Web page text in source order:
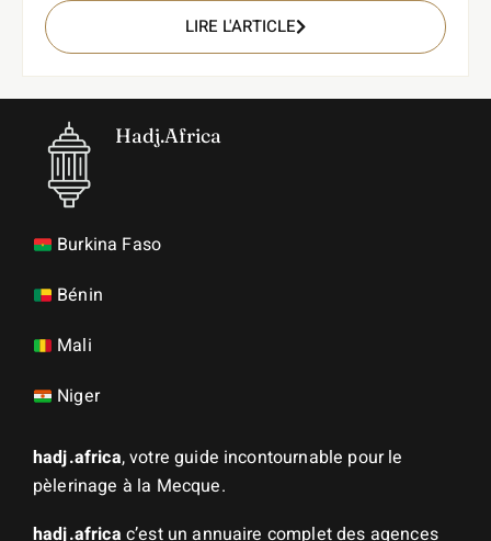
LIRE L'ARTICLE
Hadj.Africa
Burkina Faso
Bénin
Mali
Niger
hadj.africa, votre guide incontournable pour le
pèlerinage à la Mecque.
hadj.africa c’est un annuaire complet des agences